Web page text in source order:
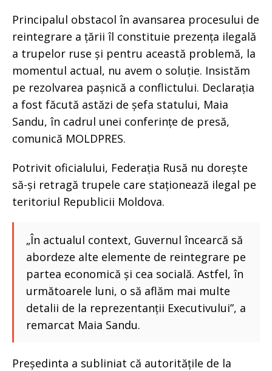
Principalul obstacol în avansarea procesului de
reintegrare a țării îl constituie prezența ilegală
a trupelor ruse și pentru această problemă, la
momentul actual, nu avem o soluție. Insistăm
pe rezolvarea pașnică a conflictului. Declarația
a fost făcută astăzi de șefa statului, Maia
Sandu, în cadrul unei conferințe de presă,
comunică MOLDPRES.
Potrivit oficialului, Federația Rusă nu dorește
să-și retragă trupele care staționează ilegal pe
teritoriul Republicii Moldova.
„În actualul context, Guvernul încearcă să
abordeze alte elemente de reintegrare pe
partea economică și cea socială. Astfel, în
următoarele luni, o să aflăm mai multe
detalii de la reprezentanții Executivului”, a
remarcat Maia Sandu.
Președinta a subliniat că autoritățile de la